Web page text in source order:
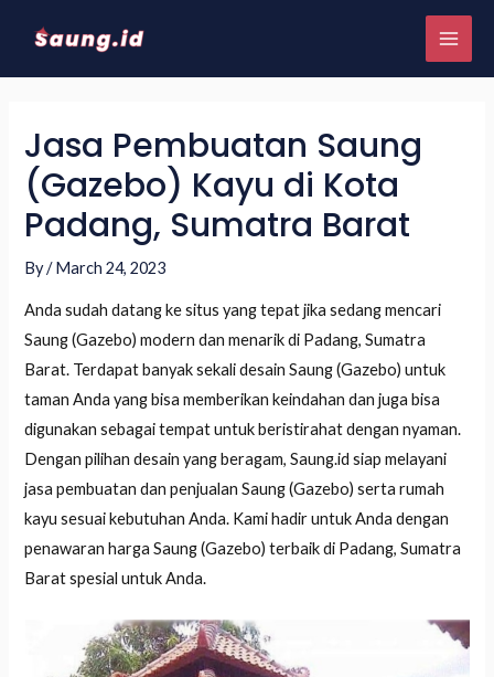
Jasa Pembuatan Saung
(Gazebo) Kayu di Kota
Padang, Sumatra Barat
By/March 24, 2023
Anda sudah datang ke situs yang tepat jika sedang mencari
Saung (Gazebo) modern dan menarik di Padang, Sumatra
Barat. Terdapat banyak sekali desain Saung (Gazebo) untuk
taman Anda yang bisa memberikan keindahan dan juga bisa
digunakan sebagai tempat untuk beristirahat dengan nyaman.
Dengan pilihan desain yang beragam, Saung.id siap melayani
jasa pembuatan dan penjualan Saung (Gazebo) serta rumah
kayu sesuai kebutuhan Anda. Kami hadir untuk Anda dengan
penawaran harga Saung (Gazebo) terbaik di Padang, Sumatra
Barat spesial untuk Anda.